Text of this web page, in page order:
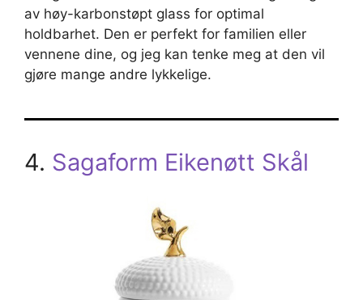
av høy-karbonstøpt glass for optimal
holdbarhet. Den er perfekt for familien eller
vennene dine, og jeg kan tenke meg at den vil
gjøre mange andre lykkelige.
4. Sagaform Eikenøtt Skål